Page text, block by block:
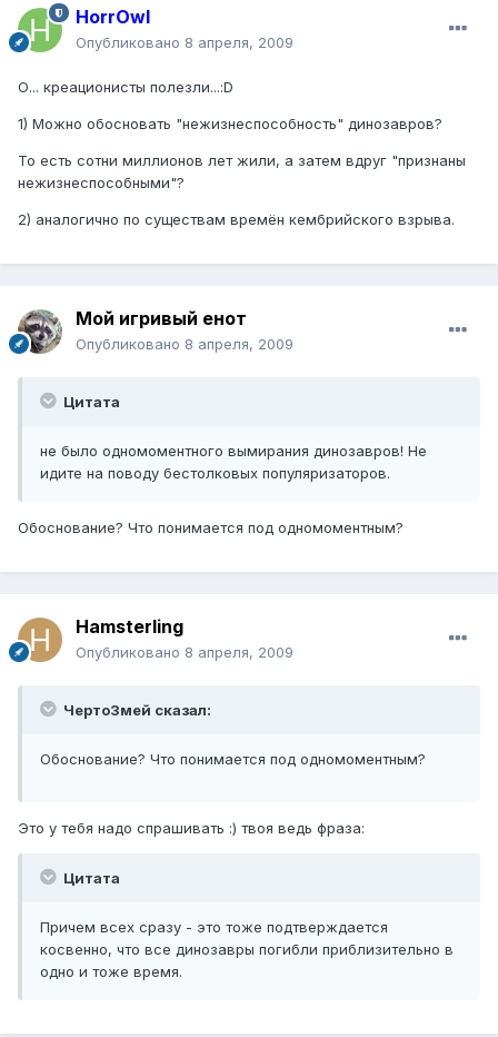
HorrOwl
Опубликовано 8 апреля, 2009
О... креационисты полезли...:D
1) Можно обосновать "нежизнеспособность" динозавров?
То есть сотни миллионов лет жили, а затем вдруг "признаны
нежизнеспособными"?
2) аналогично по существам времён кембрийского взрыва.
Мой игривый енот
Опубликовано 8 апреля, 2009
Цитата
не было одномоментного вымирания динозавров! Не
идите на поводу бестолковых популяризаторов.
Обоснование? Что понимается под одномоментным?
Hamsterling
Опубликовано 8 апреля, 2009
ЧертоЗмей сказал:
Обоснование? Что понимается под одномоментным?
Это у тебя надо спрашивать :) твоя ведь фраза:
Цитата
Причем всех сразу - это тоже подтверждается
косвенно, что все динозавры погибли приблизительно в
одно и тоже время.